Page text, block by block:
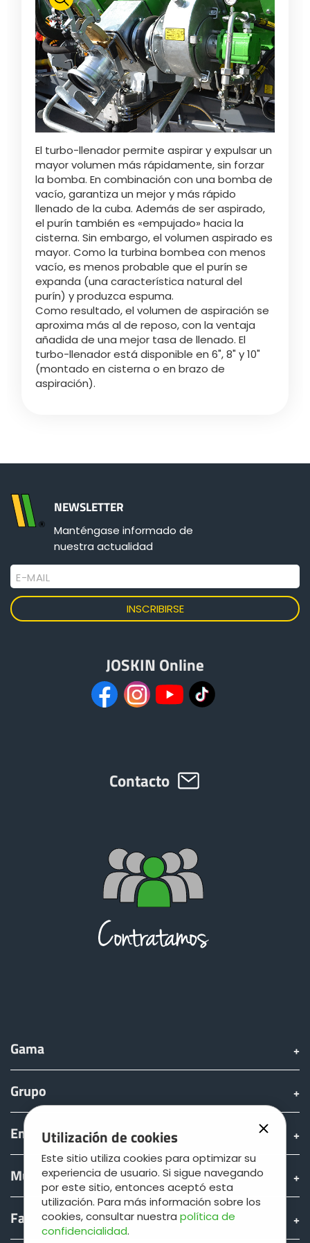
Utilización de cookies
Este sitio utiliza cookies para optimizar su
experiencia de usuario. Si sigue navegando
por este sitio, entonces aceptó esta
utilización. Para más información sobre los
cookies, consultar nuestra política de
confidencialidad.
FAN SHOP
PARTS BOOK
OFERTAS DE EMPLEO
CONTACTO
MyJOSKIN
Polski
Descargar el folleto
Italiano
Dansk
Română
Suomi
Magyar
Български
Česká republika
Yкраїнська мова
ελληνικά
Svenska
中文
Português
Türk
El turbo-llenador permite aspirar y expulsar un
mayor volumen más rápidamente, sin forzar
la bomba. En combinación con una bomba de
vacío, garantiza un mejor y más rápido
llenado de la cuba. Además de ser aspirado,
el purín también es «empujado» hacia la
cisterna. Sin embargo, el volumen aspirado es
mayor. Como la turbina bombea con menos
vacío, es menos probable que el purín se
expanda (una característica natural del
purín) y produzca espuma.
Como resultado, el volumen de aspiración se
aproxima más al de reposo, con la ventaja
añadida de una mejor tasa de llenado. El
turbo-llenador está disponible en 6", 8" y 10"
(montado en cisterna o en brazo de
aspiración).
NEWSLETTER
Manténgase informado de
nuestra actualidad
E-MAIL
JOSKIN Online
Contacto
Gama
Grupo
Encontrar & comprar
Mundo JOSKIN
Fan shop